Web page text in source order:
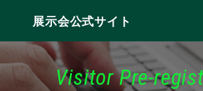
展示会公式サイト
Visitor Pre-